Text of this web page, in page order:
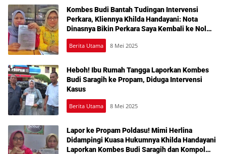
Kombes Budi Bantah Tudingan Intervensi
Perkara, Kliennya Khilda Handayani: Nota
Dinasnya Bikin Perkara Saya Kembali ke Nol
dari Krimsus ke Krimum Polda Sumut
Berita Utama 8 Mei 2025
langgamnews.comHeboh! Ibu Rumah Tangga Laporkan Kombes
Budi Saragih ke Propam, Diduga Intervensi
Kasus
Berita Utama 8 Mei 2025
Lapor ke Propam Poldasu! Mimi Herlina
Didampingi Kuasa Hukumnya Khilda Handayani
Laporkan Kombes Budi Saragih dan Kompol